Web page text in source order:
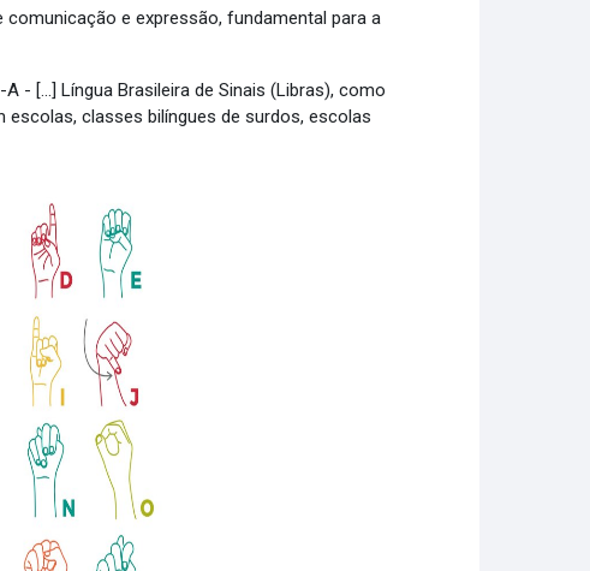
comunicação e expressão, fundamental para a
- [...] Língua Brasileira de Sinais (Libras), como
escolas, classes bilíngues de surdos, escolas